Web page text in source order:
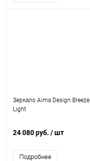
Зеркало Aima Design Breeze
Light
24 080 руб. / шт
Подробнее